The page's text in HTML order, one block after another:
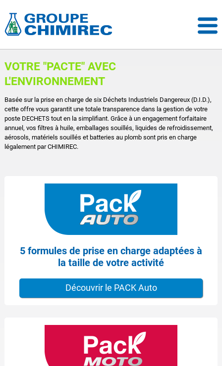
VOTRE "PACTE" AVEC
L'ENVIRONNEMENT
Basée sur la prise en charge de six Déchets Industriels Dangereux (D.I.D.),
cette offre vous garantit une totale transparence dans la gestion de votre
poste DECHETS tout en la simplifiant. Grâce à un engagement forfaitaire
annuel, vos filtres à huile, emballages souillés, liquides de refroidissement,
aérosols, matériels souillés et batteries au plomb sont pris en charge
légalement par CHIMIREC.
5 formules de prise en charge adaptées à
la taille de votre activité
Découvrir le PACK Auto